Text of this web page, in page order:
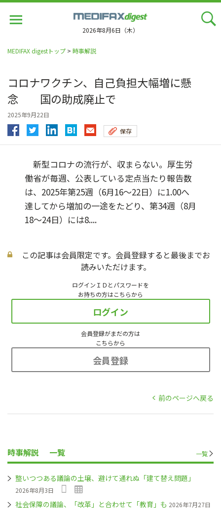
2026年8月6日（木）
MEDIFAX digestトップ > 時事解説
コロナワクチン、自己負担大幅増に懸
念 国の助成廃止で
2025年9月22日
保存
新型コロナの流行が、収まらない。厚生労
働省が毎週、公表している定点当たり報告数
は、2025年第25週（6月16～22日）に1.00へ
達してから増加の一途をたどり、第34週（8月
18～24日）には8....
この記事は会員限定です。会員登録すると最後までお
読みいただけます。
ログインＩＤとパスワードを
お持ちの方はこちらから
ログイン
会員登録がまだの方は
こちらから
会員登録
前のページへ戻る
時事解説 一覧 一覧
整いつつある議論の土壌、避けて通れぬ「建て替え問題」
2026年8月3日
社会保障の議論、「改革」と合わせて「教育」も 2026年7月27日